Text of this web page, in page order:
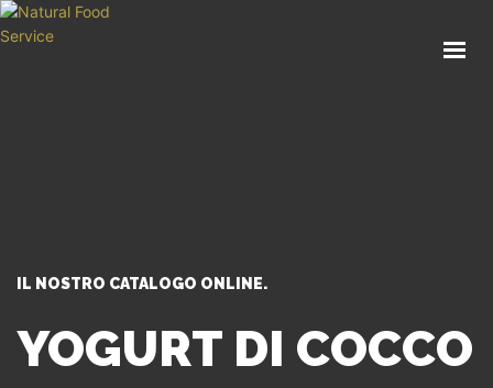
IL NOSTRO CATALOGO ONLINE.
YOGURT DI COCCO